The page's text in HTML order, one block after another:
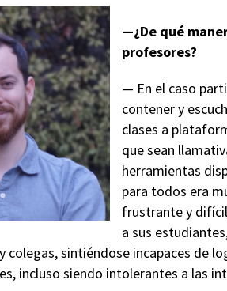
—¿De qué
profesores?
— En el caso
contener y
clases a
que sean
herramientas
para todos era
frustrante y
a sus
colegas, sintiéndose incapaces de
incluso siendo intolerantes a las